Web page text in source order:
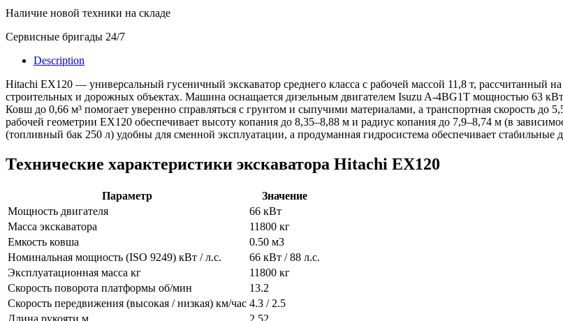
Наличие новой техники на складе
Сервисные бригады 24/7
Description
Hitachi EX120 — универсальный гусеничный экскаватор среднего класса с рабочей массой 11,8 т, рассчитанный
строительных и дорожных объектах. Машина оснащается дизельным двигателем Isuzu A-4BG1T мощностью 63
Ковш до 0,66 м³ помогает уверенно справляться с грунтом и сыпучими материалами, а транспортная скорость
рабочей геометрии EX120 обеспечивает высоту копания до 8,35–8,88 м и радиус копания до 7,9–8,74 м (в
(топливный бак 250 л) удобны для сменной эксплуатации, а продуманная гидросистема обеспечивает
Технические характеристики экскаватора Hitachi EX120
Параметр
Значение
Мощность двигателя
66 кВт
Масса экскаватора
11800 кг
Емкость ковша
0.50 м3
Номинальная мощность (ISO 9249) кВт / л.с.
66 кВт / 88 л.с.
Эксплуатационная масса кг
11800 кг
Скорость поворота платформы об/мин
13.2
Скорость передвижения (высокая / низкая) км/час 4.3 / 2.5